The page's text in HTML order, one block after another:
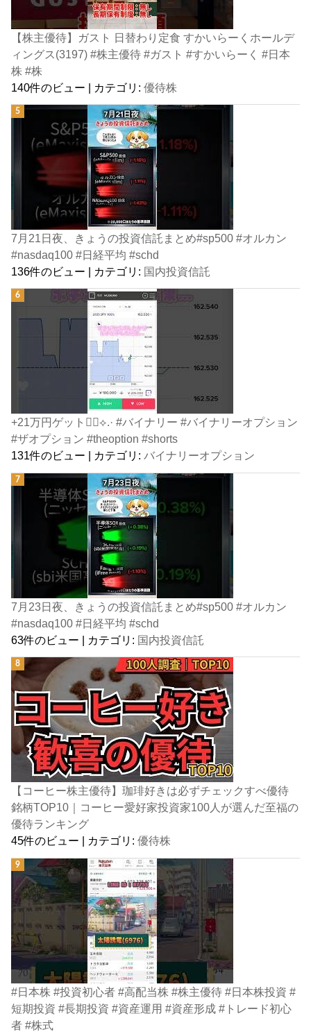
【株主優待】ガスト 日替わり定食 すかいらーくホールデ
ィングス(3197) #株主優待 #ガスト #すかいらーく #日本
株 #株
140件のビュー | カテゴリ:優待株
7月21日夜、きょうの投資信託まとめ#sp500 #オルカン
#nasdaq100 #日経平均 #schd
136件のビュー | カテゴリ: 国内投資信託
+21万円ゲット👍🏻⟡.· #バイナリー #バイナリーオプション
#ザオプション #theoption #shorts
131件のビュー
カテゴリ:バイナリーオプション
7月23日夜、きょうの投資信託まとめ#sp500 #オルカン
#nasdaq100 #日経平均 #schd
63件のビュー | カテゴリ: 国内投資信託
【コーヒー株主優待】珈琲好きは必ずチェックすべ優待
銘柄TOP10｜コーヒー愛好家投資家100人が選んだ至福の
優待ランキング
45件のビュー | カテゴリ:優待株
#日本株 #投資初心者 #高配当株 #株主優待 #日本株投資 #
短期投資 #長期投資 #資産運用 #資産形成 #トレード初心
者 #株式